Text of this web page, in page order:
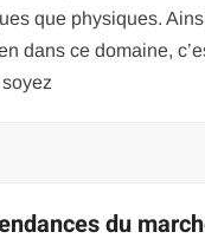
que physiques.
dans ce domaine,
du